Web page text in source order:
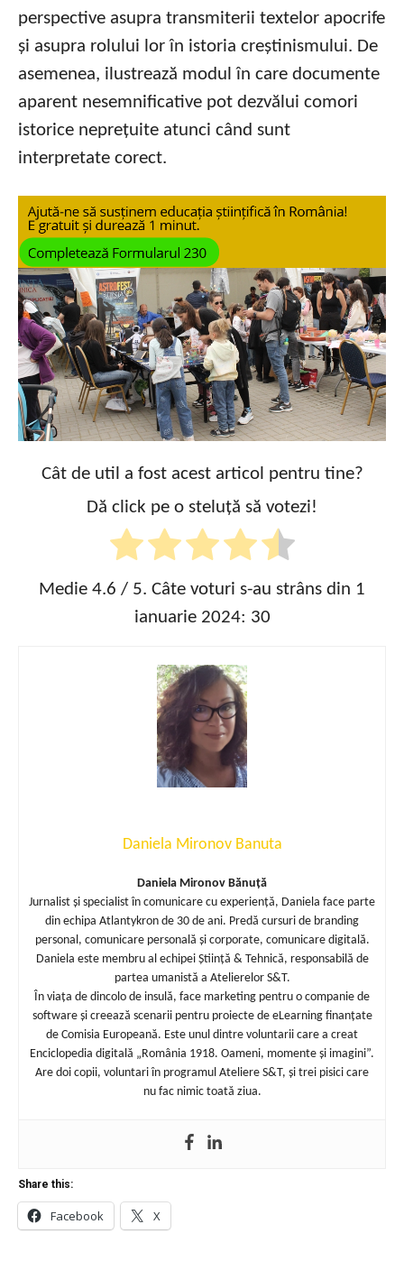
perspective asupra transmiterii textelor apocrife
și asupra rolului lor în istoria creștinismului. De
asemenea, ilustrează modul în care documente
aparent nesemnificative pot dezvălui comori
istorice neprețuite atunci când sunt
interpretate corect.
Cât de util a fost acest articol pentru tine?
Dă click pe o steluță să votezi!
Medie 4.6 / 5. Câte voturi s-au strâns din 1
ianuarie 2024: 30
Daniela Mironov Banuta
Daniela Mironov Bănuță
Jurnalist și specialist în comunicare cu experiență, Daniela face parte
din echipa Atlantykron de 30 de ani. Predă cursuri de branding
personal, comunicare personală și corporate, comunicare digitală.
Daniela este membru al echipei Știință & Tehnică, responsabilă de
partea umanistă a Atelierelor S&T.
În viața de dincolo de insulă, face marketing pentru o companie de
software și creează scenarii pentru proiecte de eLearning finanțate
de Comisia Europeană. Este unul dintre voluntarii care a creat
Enciclopedia digitală „România 1918. Oameni, momente și imagini”.
Are doi copii, voluntari în programul Ateliere S&T, și trei pisici care
nu fac nimic toată ziua.
Share this:
Facebook X